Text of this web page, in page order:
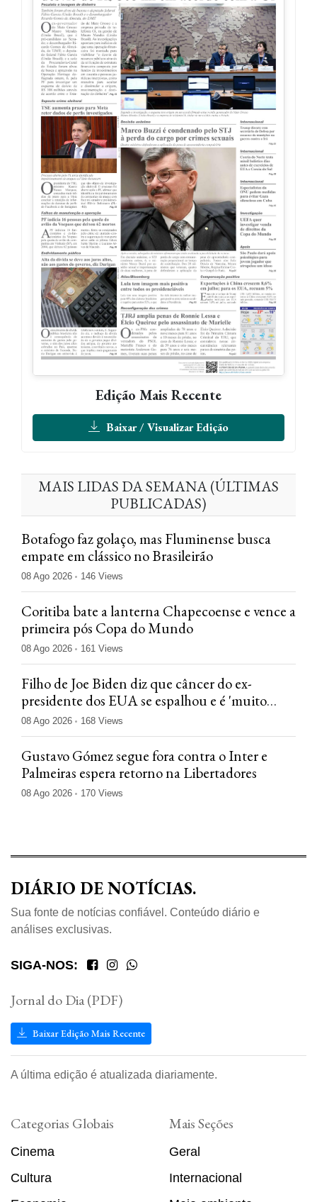
Edição Mais Recente
Baixar / Visualizar Edição
MAIS LIDAS DA SEMANA (ÚLTIMAS
PUBLICADAS)
Botafogo faz golaço, mas Fluminense busca
empate em clássico no Brasileirão
08 Ago 2026 146 Views
Coritiba bate a lanterna Chapecoense e vence a
primeira pós Copa do Mundo
08 Ago 2026 161 Views
Filho de Joe Biden diz que câncer do ex-
presidente dos EUA se espalhou e é 'muito
doloroso'
08 Ago 2026 168 Views
Gustavo Gómez segue fora contra o Inter e
Palmeiras espera retorno na Libertadores
08 Ago 2026 170 Views
DIÁRIO DE NOTÍCIAS.
Sua fonte de notícias confiável. Conteúdo diário e
análises exclusivas.
SIGA-NOS:
Jornal do Dia (PDF)
Baixar Edição Mais Recente
A última edição é atualizada diariamente.
Categorias Globais
Cinema
Cultura
Mais Seções
Geral
Internacional